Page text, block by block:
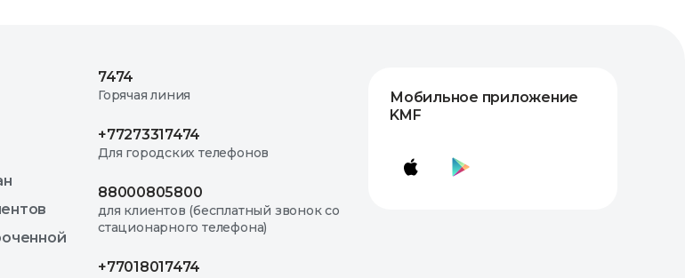
7474
Горячая линия
+77273317474
Для городских телефонов
88000805800
для клиентов (бесплатный звонок со
стационарного телефона)
+77018017474
Мобильное приложение
KMF